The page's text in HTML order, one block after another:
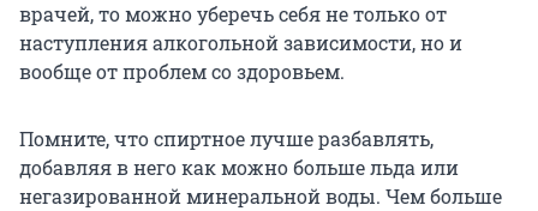
врачей, то можно уберечь себя не только от
наступления алкогольной зависимости, но и
вообще от проблем со здоровьем.
Помните, что спиртное лучше разбавлять,
добавляя в него как можно больше льда или
негазированной минеральной воды. Чем больше